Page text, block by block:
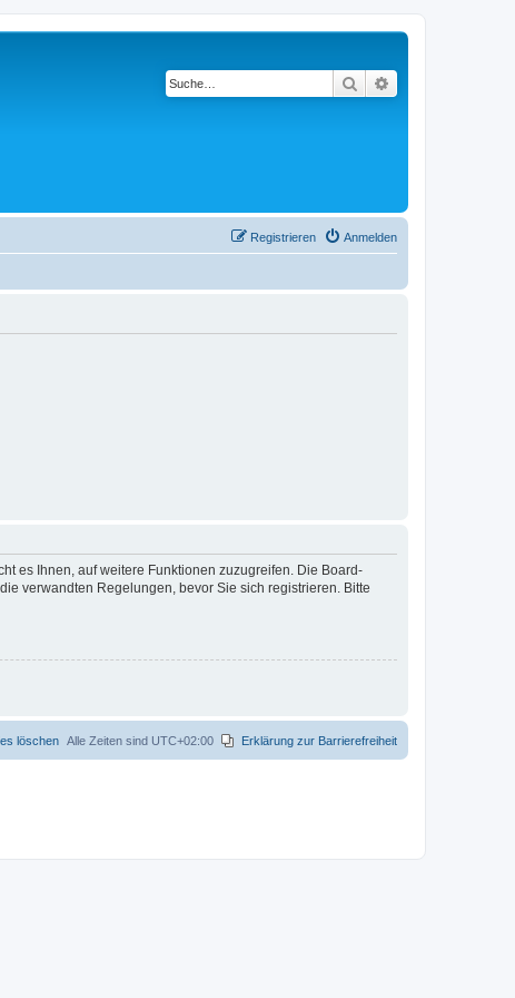
Suche
Anmelden
Registrieren
es Ihnen, auf weitere Funktionen zuzugreifen. Die Board-
verwandten Regelungen, bevor Sie sich registrieren. Bitte
Erklärung zur Barrierefreiheit
Alle Zeiten sind UTC+02:00
löschen